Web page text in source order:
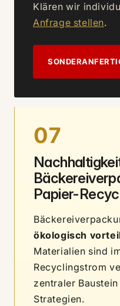
Klären wir
Anfrage stellen.
07
Papier-
ökologisch
Materialien sind
Recyclingstrom
zentraler
Strategien.